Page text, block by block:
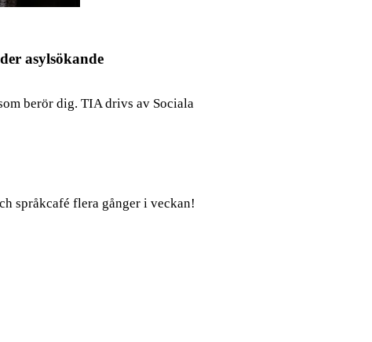
asylsökande
berör dig. TIA drivs av Sociala
språkcafé flera gånger i veckan!